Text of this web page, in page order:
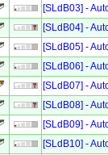
[SLdB03] -
[SLdB04] -
[SLdB05] -
[SLdB06] -
[SLdB07] -
[SLdB08] -
[SLdB09] -
[SLdB10] -